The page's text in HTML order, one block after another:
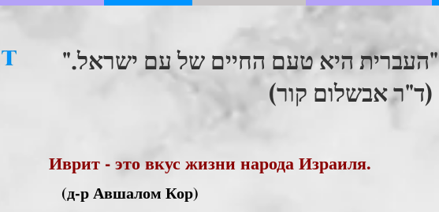
"העברית היא טעם החיים של עם ישראל."
(ד"ר אבשלום קור)
Иврит - это вкус жизни народа Израиля.
(д-р Авшалом Кор)